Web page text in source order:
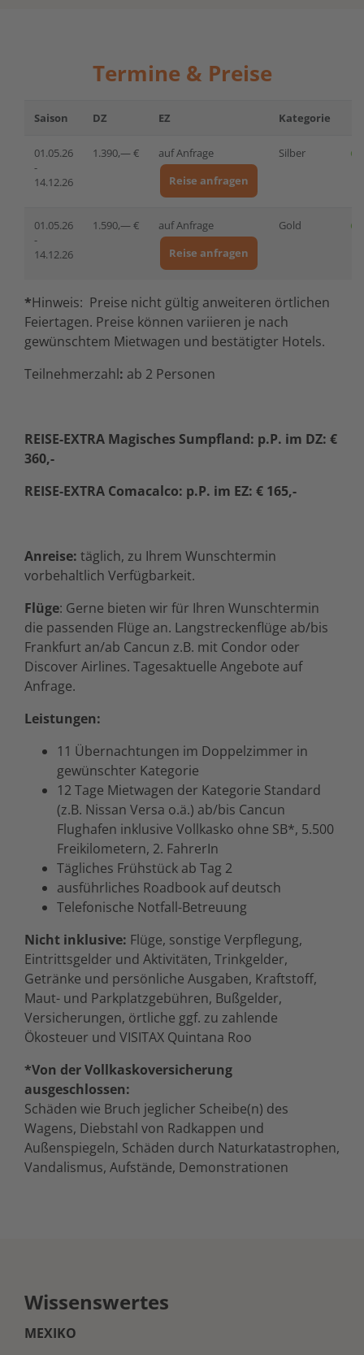
Termine & Preise
Saison DZ EZ Kategorie
01.05.26
-
14.12.26
1.390,— €
auf Anfrage
Reise anfragen
Silber
01.05.26
-
14.12.26
1.590,— €
auf Anfrage
Reise anfragen
Gold
*Hinweis: Preise nicht gültig anweiteren örtlichen
Feiertagen. Preise können variieren je nach
gewünschtem Mietwagen und bestätigter Hotels.
Teilnehmerzahl: ab 2 Personen
REISE-EXTRA Magisches Sumpfland: p.P. im DZ: €
360,-
REISE-EXTRA Comacalco: p.P. im EZ: € 165,-
Anreise: täglich, zu Ihrem Wunschtermin
vorbehaltlich Verfügbarkeit.
Flüge: Gerne bieten wir für Ihren Wunschtermin
die passenden Flüge an. Langstreckenflüge ab/bis
Frankfurt an/ab Cancun z.B. mit Condor oder
Discover Airlines. Tagesaktuelle Angebote auf
Anfrage.
Leistungen:
11 Übernachtungen im Doppelzimmer in
gewünschter Kategorie
12 Tage Mietwagen der Kategorie Standard
(z.B. Nissan Versa o.ä.) ab/bis Cancun
Flughafen inklusive Vollkasko ohne SB*, 5.500
Freikilometern, 2. FahrerIn
Tägliches Frühstück ab Tag 2
ausführliches Roadbook auf deutsch
Telefonische Notfall-Betreuung
Nicht inklusive: Flüge, sonstige Verpflegung,
Eintrittsgelder und Aktivitäten, Trinkgelder,
Getränke und persönliche Ausgaben, Kraftstoff,
Maut- und Parkplatzgebühren, Bußgelder,
Versicherungen, örtliche ggf. zu zahlende
Ökosteuer und VISITAX Quintana Roo
*Von der Vollkaskoversicherung
ausgeschlossen:
Schäden wie Bruch jeglicher Scheibe(n) des
Wagens, Diebstahl von Radkappen und
Außenspiegeln, Schäden durch Naturkatastrophen,
Vandalismus, Aufstände, Demonstrationen
Wissenswertes
MEXIKO